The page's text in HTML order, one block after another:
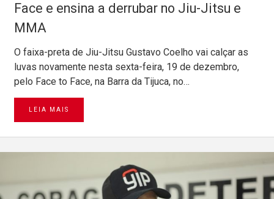
Face e ensina a derrubar no Jiu-Jitsu e
MMA
O faixa-preta de Jiu-Jitsu Gustavo Coelho vai calçar as
luvas novamente nesta sexta-feira, 19 de dezembro,
pelo Face to Face, na Barra da Tijuca, no…
LEIA MAIS